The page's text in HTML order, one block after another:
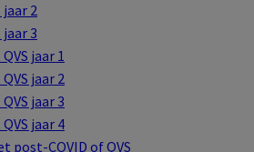
2
3
jaar 1
jaar 2
jaar 3
jaar 4
post-COVID of QVS